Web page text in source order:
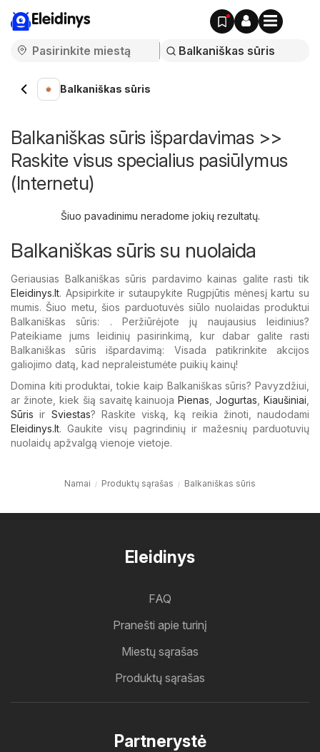
Eleidinys
Balkaniškas sūris
Balkaniškas sūris išpardavimas >>
Raskite visus specialius pasiūlymus
(Internetu)
Šiuo pavadinimu neradome jokių rezultatų.
Balkaniškas sūris su nuolaida
Geriausias Balkaniškas sūris pardavimo kainas galite rasti tik
Eleidinys.lt. Apsipirkite ir sutaupykite Rugpjūtis mėnesį kartu su
mumis. Šiuo metu, šios parduotuvės siūlo nuolaidas produktui
Balkaniškas sūris: . Peržiūrėjote jų naujausius leidinius?
Pateikiame jums leidinių pasirinkimą, kur dabar galite rasti
Balkaniškas sūris išpardavimą: Visada patikrinkite akcijos
galiojimo datą, kad nepraleistumėte puikių kainų!
Domina kiti produktai, tokie kaip Balkaniškas sūris? Pavyzdžiui,
ar žinote, kiek šią savaitę kainuojaPienas ,Jogurtas Kiaušiniai
Sūris ir Sviestas? Raskite viską, ką reikia žinoti, naudodami
Eleidinys.lt. Gaukite visų pagrindinių ir mažesnių parduotuvių
nuolaidų apžvalgą vienoje vietoje.
Namai Produktų sąrašas Balkaniškas sūris
Eleidinys
FAQ
Pranešti apie turinį
Miestų sąrašas
Produktų sąrašas
Partnerystė